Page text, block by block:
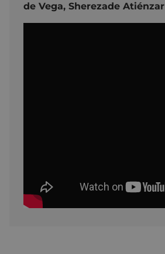
de Vega, Sherezade Atiénzar